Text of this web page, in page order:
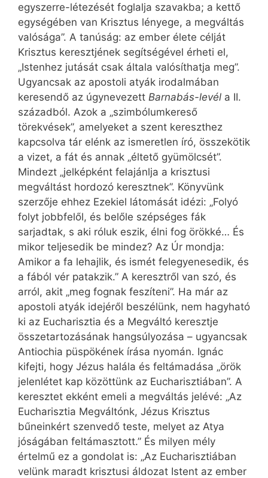
egyszerre-létezését foglalja szavakba; a kettő
egységében van Krisztus lényege, a megváltás
valósága”. A tanúság: az ember élete célját
Krisztus keresztjének segítségével érheti el,
„Istenhez jutását csak általa valósíthatja meg”.
Ugyancsak az apostoli atyák irodalmában
keresendő az úgynevezett Barnabás-levél a II.
századból. Azok a „szimbólumkereső
törekvések”, amelyeket a szent kereszthez
kapcsolva tár elénk az ismeretlen író, összekötik
a vizet, a fát és annak „éltető gyümölcsét”.
Mindezt „jelképként felajánlja a krisztusi
megváltást hordozó keresztnek”. Könyvünk
szerzője ehhez Ezekiel látomását idézi: „Folyó
folyt jobbfelől, és belőle szépséges fák
sarjadtak, s aki róluk eszik, élni fog örökké… És
mikor teljesedik be mindez? Az Úr mondja:
Amikor a fa lehajlik, és ismét felegyenesedik, és
a fából vér patakzik.” A keresztről van szó, és
arról, akit „meg fognak feszíteni”. Ha már az
apostoli atyák idejéről beszélünk, nem hagyható
ki az Eucharisztia és a Megváltó keresztje
összetartozásának hangsúlyozása – ugyancsak
Antiochia püspökének írása nyomán. Ignác
kifejti, hogy Jézus halála és feltámadása „örök
jelenlétet kap közöttünk az Eucharisztiában”. A
keresztet ekként emeli a megváltás jelévé: „Az
Eucharisztia Megváltónk, Jézus Krisztus
bűneinkért szenvedő teste, melyet az Atya
jóságában feltámasztott.” És milyen mély
értelmű ez a gondolat is: „Az Eucharisztiában
velünk maradt krisztusi áldozat Istent az ember